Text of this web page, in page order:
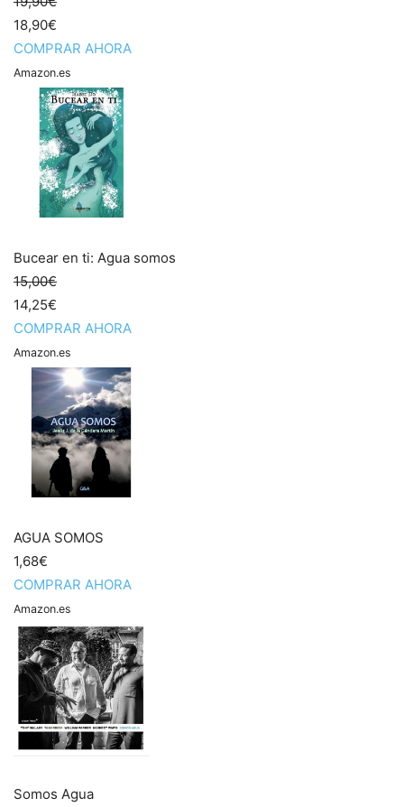
18,90€
COMPRAR AHORA
Amazon.es
Bucear en ti: Agua somos
15,00€
14,25€
COMPRAR AHORA
Amazon.es
AGUA SOMOS
1,68€
COMPRAR AHORA
Amazon.es
Somos Agua